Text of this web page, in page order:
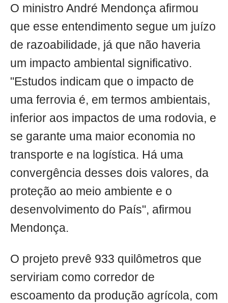
O ministro André Mendonça afirmou
que esse entendimento segue um juízo
de razoabilidade, já que não haveria
um impacto ambiental significativo.
"Estudos indicam que o impacto de
uma ferrovia é, em termos ambientais,
inferior aos impactos de uma rodovia, e
se garante uma maior economia no
transporte e na logística. Há uma
convergência desses dois valores, da
proteção ao meio ambiente e o
desenvolvimento do País", afirmou
Mendonça.
O projeto prevê 933 quilômetros que
serviriam como corredor de
escoamento da produção agrícola, com